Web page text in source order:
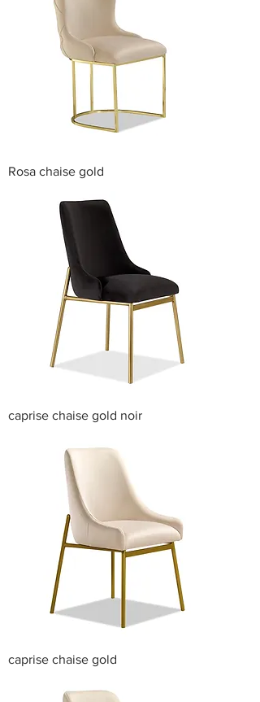
Rosa chaise gold
caprise chaise gold noir
caprise chaise gold